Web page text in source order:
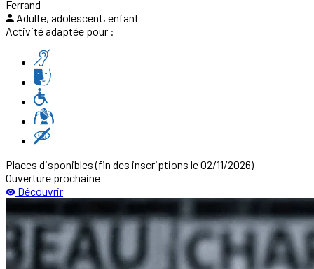
Ferrand
Adulte, adolescent, enfant
Activité adaptée pour :
Places disponibles(fin des inscriptions le 02/11/2026)
Ouverture prochaine
Découvrir